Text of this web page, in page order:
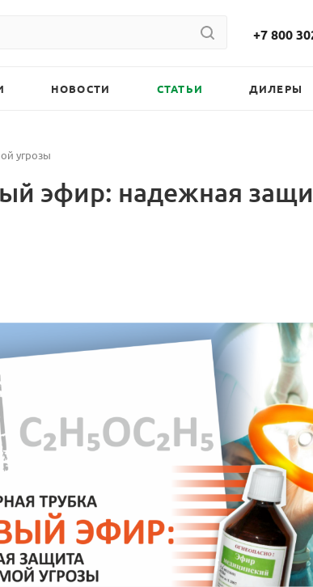
+7 800
НОВОСТИ СТАТЬИ ДИЛЕРЫ
угрозы
эфир: надежная